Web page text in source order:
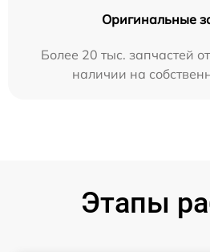
Оригинальные
Более 20 тыс. запчастей
наличии на
Этапы